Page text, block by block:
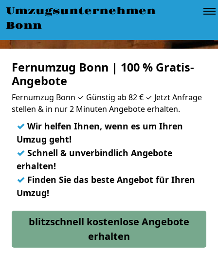
Umzugsunternehmen
Bonn
Fernumzug Bonn | 100 % Gratis-
Angebote
Fernumzug Bonn ✓ Günstig ab 82 € ✓ Jetzt Anfrage
stellen & in nur 2 Minuten Angebote erhalten.
✓ Wir helfen Ihnen, wenn es um Ihren
Umzug geht!
✓ Schnell & unverbindlich Angebote
erhalten!
✓ Finden Sie das beste Angebot für Ihren
Umzug!
blitzschnell kostenlose Angebote
erhalten